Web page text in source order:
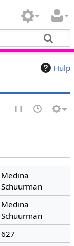
Hulp
Medina
Schuurman
Medina
Schuurman
627